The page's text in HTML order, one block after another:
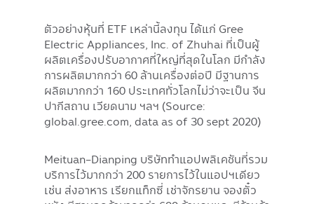
ตัวอย่างหุ้นที่ ETF เหล่านี้ลงทุน ได้แก่ Gree
Electric Appliances, Inc. of Zhuhai ที่เป็นผู้
ผลิตเครื่องปรับอากาศที่ใหญ่ที่สุดในโลก มีกำลัง
การผลิตมากกว่า 60 ล้านเครื่องต่อปี มีฐานการ
ผลิตมากกว่า 160 ประเทศทั่วโลกไม่ว่าจะเป็น จีน
ปากีสถาน เวียดนาม ฯลฯ (Source:
global.gree.com, data as of 30 sept 2020)
Meituan-Dianping บริษัททำแอปพลิเคชันที่รวม
บริการไว้มากกว่า 200 รายการไว้ในแอปฯเดียว
เช่น ส่งอาหาร เรียกแท็กซี่ เช่าจักรยาน จองตั๋ว